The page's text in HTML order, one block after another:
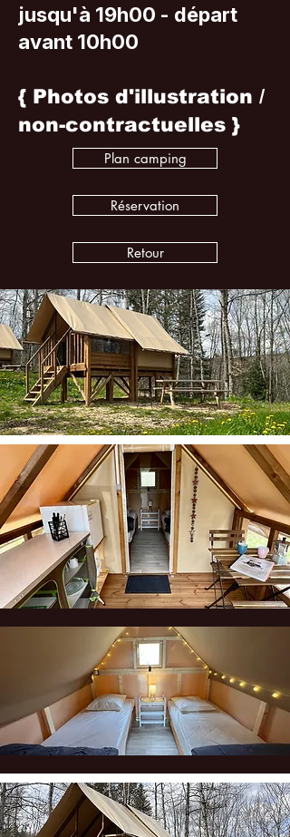
jusqu'à 19h00 - départ
avant 10h00
{ Photos d'illustration /
non-contractuelles }
Plan camping
Réservation
Retour